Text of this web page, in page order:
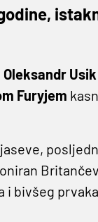
Oleksandr Usik
Furyjem
i bivšeg prvaka